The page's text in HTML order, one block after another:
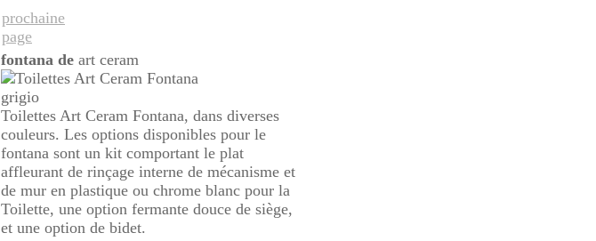
prochaine
page
fontana de art ceram
grigio
Toilettes Art Ceram Fontana, dans diverses
couleurs. Les options disponibles pour le
fontana sont un kit comportant le plat
affleurant de rinçage interne de mécanisme et
de mur en plastique ou chrome blanc pour la
Toilette, une option fermante douce de siège,
et une option de bidet.